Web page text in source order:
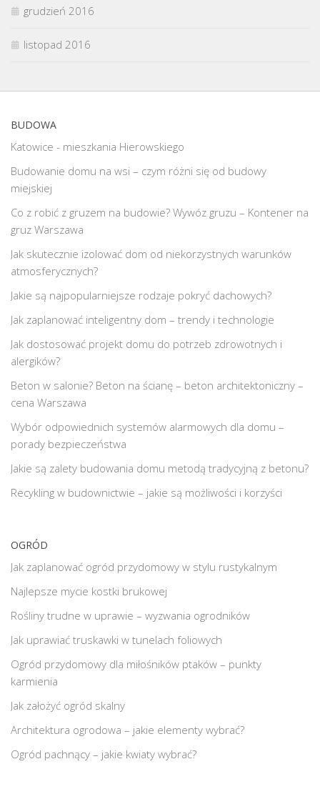
grudzień 2016
listopad 2016
BUDOWA
Katowice - mieszkania Hierowskiego
Budowanie domu na wsi – czym różni się od budowy
miejskiej
Co z robić z gruzem na budowie? Wywóz gruzu – Kontener na
gruz Warszawa
Jak skutecznie izolować dom od niekorzystnych warunków
atmosferycznych?
Jakie są najpopularniejsze rodzaje pokryć dachowych?
Jak zaplanować inteligentny dom – trendy i technologie
Jak dostosować projekt domu do potrzeb zdrowotnych i
alergików?
Beton w salonie? Beton na ścianę – beton architektoniczny –
cena Warszawa
Wybór odpowiednich systemów alarmowych dla domu –
porady bezpieczeństwa
Jakie są zalety budowania domu metodą tradycyjną z betonu?
Recykling w budownictwie – jakie są możliwości i korzyści
OGRÓD
Jak zaplanować ogród przydomowy w stylu rustykalnym
Najlepsze mycie kostki brukowej
Rośliny trudne w uprawie – wyzwania ogrodników
Jak uprawiać truskawki w tunelach foliowych
Ogród przydomowy dla miłośników ptaków – punkty
karmienia
Jak założyć ogród skalny
Architektura ogrodowa – jakie elementy wybrać?
Ogród pachnący – jakie kwiaty wybrać?